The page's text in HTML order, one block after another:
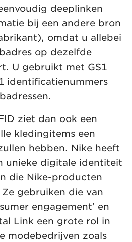
deeplinken
bij een andere bron
omdat u allebei
op dezelfde
U gebruikt met GS1
identificatienummers
ziet dan ook een
kledingitems een
hebben. Nike heeft
unieke digitale identiteit
die Nike-producten
gebruiken die van
engagement’ en
Link een grote rol in
modebedrijven zoals